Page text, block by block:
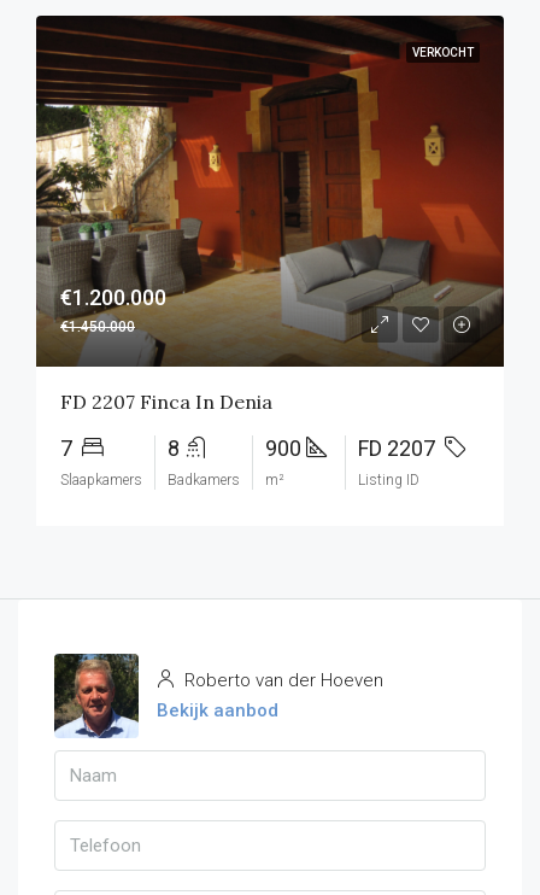
VERKOCHT
€1.200.000
€1.450.000
FD 2207 Finca In Denia
7
Slaapkamers
8
Badkamers
900
m²
FD 2207
Listing ID
Roberto van der Hoeven
Bekijk aanbod